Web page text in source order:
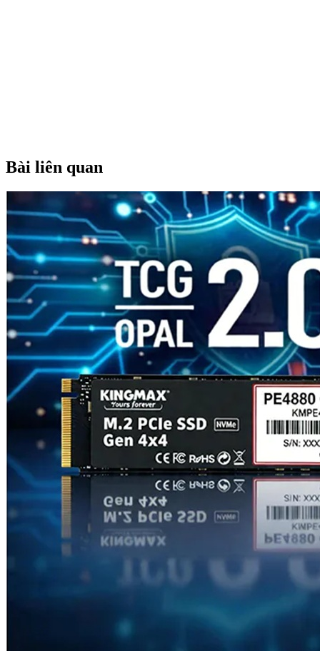
Bài liên quan